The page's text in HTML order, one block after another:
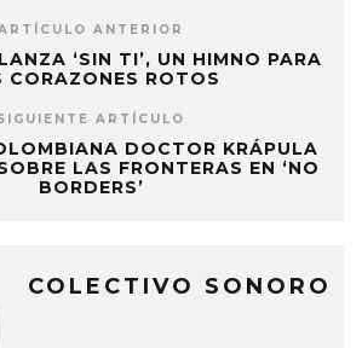
ANTERIOR
‘SIN TI’, UN HIMNO PARA
CORAZONES ROTOS
ARTÍCULO
DOCTOR KRÁPULA
LAS FRONTERAS EN ‘NO
BORDERS’
COLECTIVO SONORO